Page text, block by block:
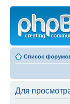
Список
Для